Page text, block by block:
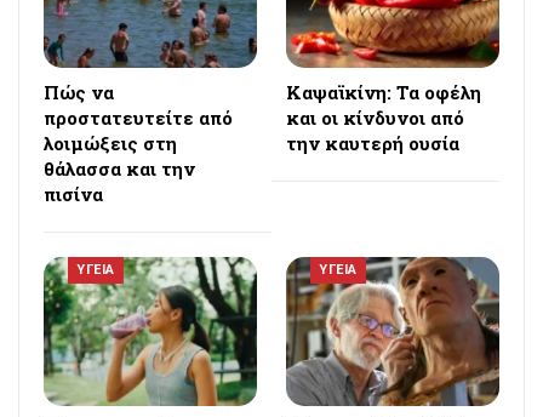
Πώς να
προστατευτείτε από
λοιμώξεις στη
θάλασσα και την
πισίνα
Καψαϊκίνη: Τα οφέλη
και οι κίνδυνοι από
την καυτερή ουσία
ΥΓΕΙΑ ΥΓΕΙΑ